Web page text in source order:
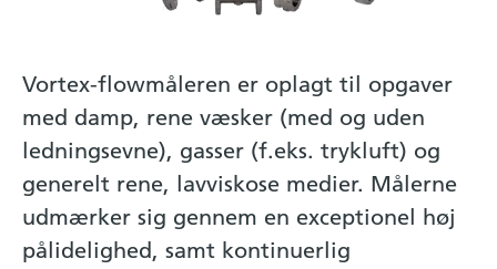
Vortex-flowmåleren er oplagt til opgaver
med damp, rene væsker (med og uden
ledningsevne), gasser (f.eks. trykluft) og
generelt rene, lavviskose medier. Målerne
udmærker sig gennem en exceptionel høj
pålidelighed, samt kontinuerlig